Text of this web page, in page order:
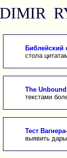
Библейский
стола
The
текстами
Тест
выявить